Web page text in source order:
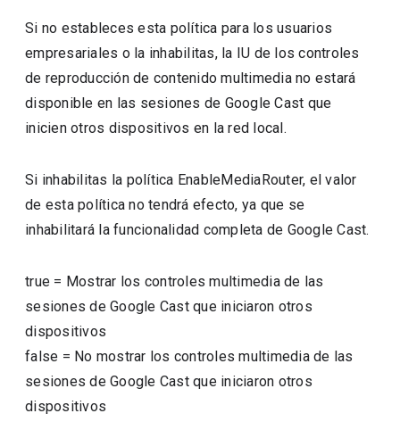
Si no estableces esta política para los usuarios
empresariales o la inhabilitas, la IU de los controles
de reproducción de contenido multimedia no estará
disponible en las sesiones de Google Cast que
inicien otros dispositivos en la red local.
Si inhabilitas la política EnableMediaRouter, el valor
de esta política no tendrá efecto, ya que se
inhabilitará la funcionalidad completa de Google Cast.
true = Mostrar los controles multimedia de las
sesiones de Google Cast que iniciaron otros
dispositivos
false = No mostrar los controles multimedia de las
sesiones de Google Cast que iniciaron otros
dispositivos